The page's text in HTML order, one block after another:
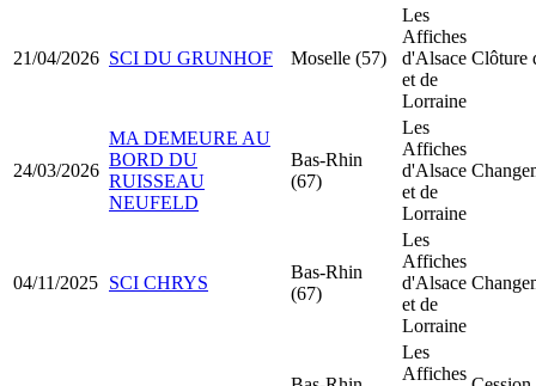
21/04/2026 SCI DU GRUNHOF Moselle (57)
Les
Affiches
d'Alsace
et de
Lorraine
Clôture
24/03/2026
MA DEMEURE AU
BORD DU
RUISSEAU
NEUFELD
Bas-Rhin
(67)
Les
Affiches
d'Alsace
et de
Lorraine
04/11/2025 SCI CHRYS
Bas-Rhin
(67)
Les
Affiches
d'Alsace
et de
Lorraine
Les
Affiches